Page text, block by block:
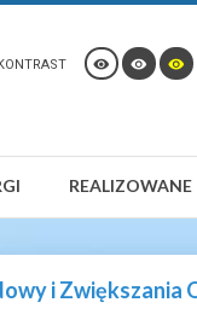
REALIZOWANE
i Zwiększania